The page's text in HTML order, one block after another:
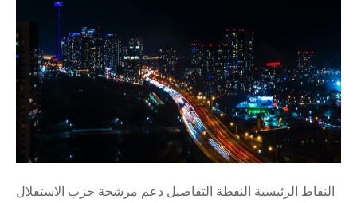
النقاط الرئيسية النقطة التفاصيل دعم مرشحة حزب الاستقلال